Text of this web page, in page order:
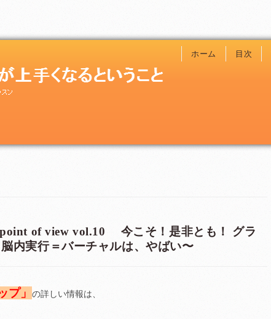
ホーム 目次
point of view vol.10 今こそ！是非とも！ グラ
内実行＝バーチャルは、やばい〜
プ」 の詳しい情報は、